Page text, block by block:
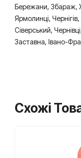
Бережани, Збараж,
Ярмолинці,
Сіверський,
Заставна, Івано-
Схожі